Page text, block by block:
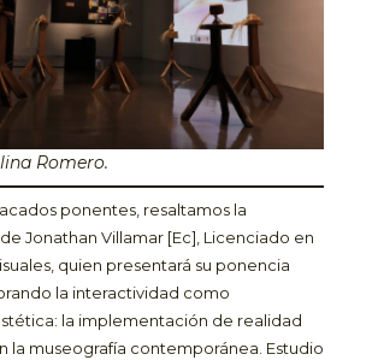
Romero.
ponentes, resaltamos la
Jonathan Villamar [Ec], Licenciado en
quien presentará su ponencia
la interactividad como
la implementación de realidad
la museografía contemporánea. Estudio